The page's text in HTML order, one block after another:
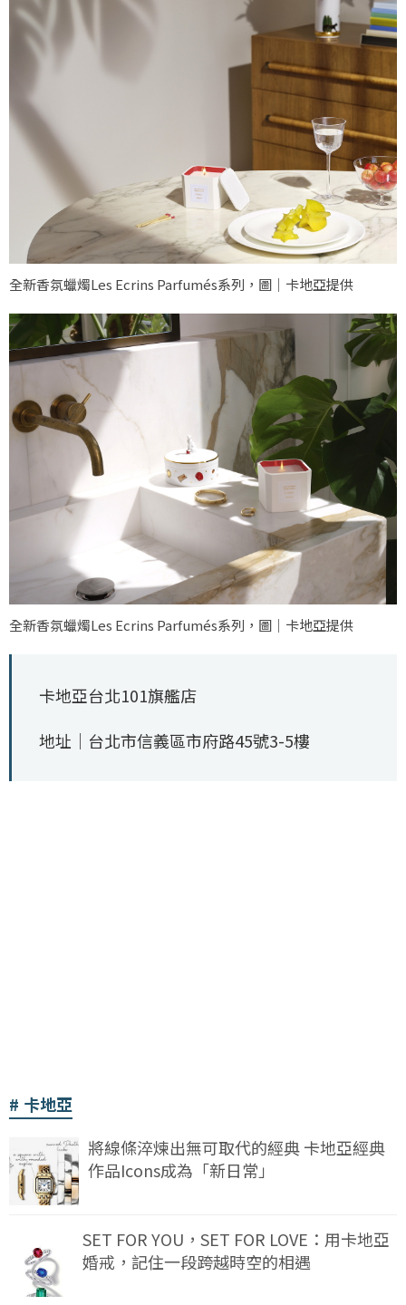
全新香氛蠟燭Les Ecrins Parfumés系列，圖｜卡地亞提供
全新香氛蠟燭Les Ecrins Parfumés系列，圖｜卡地亞提供
卡地亞台北101旗艦店
地址｜台北市信義區市府路45號3-5樓
卡地亞
將線條淬煉出無可取代的經典 卡地亞經典
作品Icons成為「新日常」
SET FOR YOU，SET FOR LOVE：用卡地亞
婚戒，記住一段跨越時空的相遇